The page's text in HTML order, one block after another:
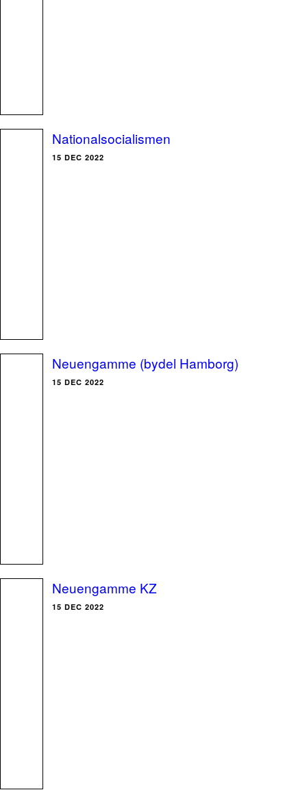
Nationalsocialismen
15 DEC 2022
Neuengamme (bydel Hamborg)
15 DEC 2022
Neuengamme KZ
15 DEC 2022